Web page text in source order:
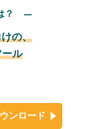
？
の、
ル
ンロード